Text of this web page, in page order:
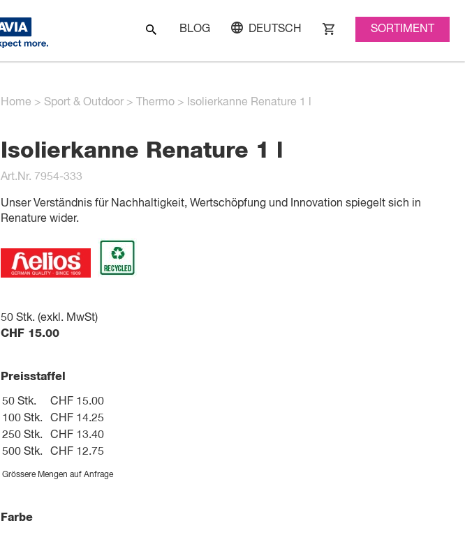
BLOG DEUTSCH SORTIMENT
Home > Sport & Outdoor> Thermo > Isolierkanne Renature 1 l
Isolierkanne Renature 1 l
Art.Nr. 7954-333
Unser Verständnis für Nachhaltigkeit, Wertschöpfung und Innovation spiegelt sich in
Renature wider.
50 Stk. (exkl. MwSt)
CHF 15.00
Preisstaffel
50 Stk.
CHF 15.00
100 Stk.
CHF 14.25
250 Stk.
CHF 13.40
500 Stk.
CHF 12.75
Grössere Mengen auf Anfrage
Farbe